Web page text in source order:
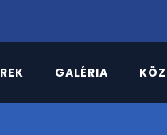
GALÉRIA